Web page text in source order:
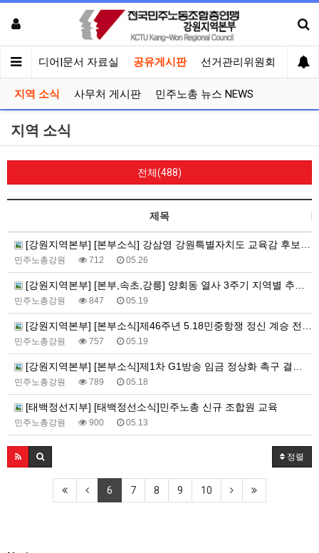
견 미디어|문서 자료실 공유게시판 선거관리위원회
지역 소식 사무처 게시판 민주노총 뉴스 NEWS
지역 소식
전체(488)
제목
[강원지역본부] [본부소식] 강삼영 강원특별자치도 교육감 후보 인터뷰
민주노총강원 712 05.26
[강원지역본부] [본부,속초,강릉] 양회동 열사 3주기 지역별 추모사업
민주노총강원 847 05.19
[강원지역본부] [본부소식]제46주년 5.18민중항쟁 정신 계승 전국노동자대회
민주노총강원 757 05.19
[강원지역본부] [본부소식]제1차 G1방송 임금 정상화 촉구 결의대회
민주노총강원 789 05.18
[태백정선지부] [태백정선소식]민주노총 신규 조합원 교육
민주노총강원 900 05.13
정렬
6 7 8 9 10